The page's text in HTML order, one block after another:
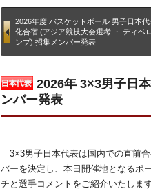
2026年度 バスケットボール 男子日本
化合宿 (アジア競技大会選考 ・ ディベ
ンプ) 招集メンバー発表
2026年 3×3男子日
ンバー発表
3×3男⼦⽇本代表は国内での直前
バーを決定し、本⽇開催地となるポ
チと選⼿コメントをご紹介いたします